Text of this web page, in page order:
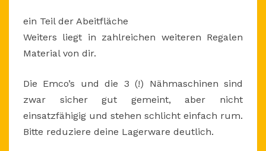
ein Teil der Abeitfläche
Weiters liegt in zahlreichen weiteren Regalen
Material von dir.
Die Emco’s und die 3 (!) Nähmaschinen sind
zwar sicher gut gemeint, aber nicht
einsatzfähigig und stehen schlicht einfach rum.
Bitte reduziere deine Lagerware deutlich.